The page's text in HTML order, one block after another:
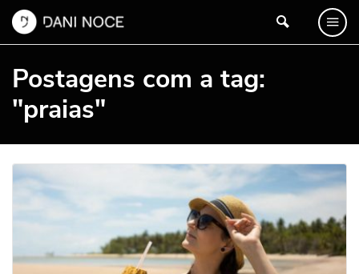
Postagens com a tag:
"praias"